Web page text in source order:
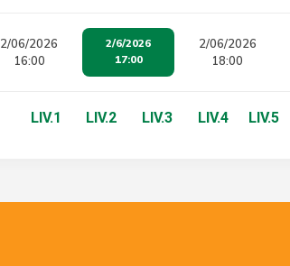
2/06/2026
16:00
2/6/2026
17:00
2/06/2026
18:00
LIV.1 LIV.2 LIV.3 LIV.4 LIV.5